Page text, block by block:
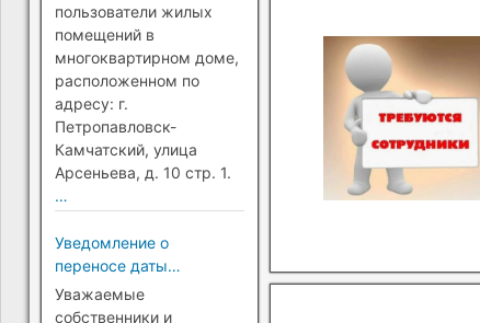
Петропавловск-
Камчатский)
пользователи жилых
помещений в
многоквартирном доме,
расположенном по
адресу: г.
Петропавловск-
Камчатский, улица
Арсеньева, д. 10 стр. 1.
…
Уведомление о
переносе даты
перехода на прямые
платежи (г.
Уважаемые
собственники и